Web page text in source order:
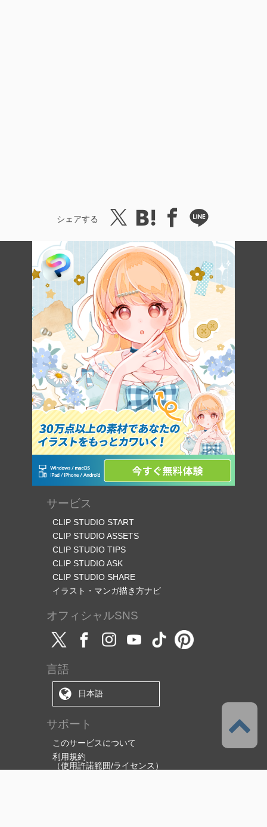
シェアする
サービス
CLIP STUDIO START
CLIP STUDIO ASSETS
CLIP STUDIO TIPS
CLIP STUDIO ASK
CLIP STUDIO SHARE
イラスト・マンガ描き方ナビ
オフィシャルSNS
言語
日本語
サポート
このサービスについて
利用規約
（使用許諾範囲/ライセンス）